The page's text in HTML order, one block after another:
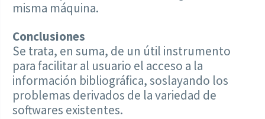
misma máquina.
Conclusiones
Se trata, en suma, de un útil instrumento
para facilitar al usuario el acceso a la
información bibliográfica, soslayando los
problemas derivados de la variedad de
softwares existentes.